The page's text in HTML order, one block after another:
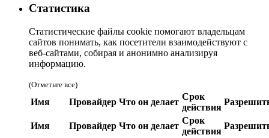
Статистика
Статистические файлы cookie помогают владельцам
сайтов понимать, как посетители взаимодействуют с
веб-сайтами, собирая и анонимно анализируя
информацию.
(Отметьте все)
Имя Провайдер Что он делает
Срок
действия
Имя Провайдер Что он делает
Срок
действия